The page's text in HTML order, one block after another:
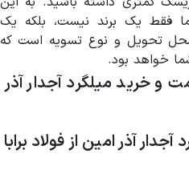
فقط یک برند نیست، بلکه یک
محل تحویل و نوع تسویه است که
خواهد بود.
و خرید میلگرد آجدار آذر
آذر امین از فولاد برابا